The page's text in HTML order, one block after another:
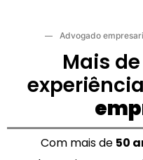
Advogado
Mais
Com mais de 50